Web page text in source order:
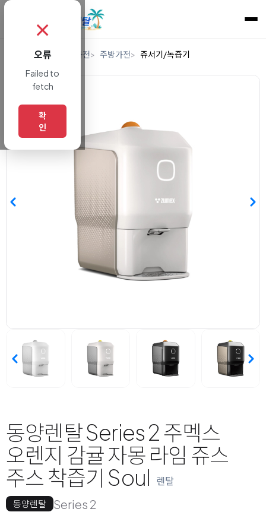
렌탈 디지털/가전 주방가전 쥬서기/녹즙기
동양렌탈 Series 2 주멕스
오렌지 감귤 자몽 라임 쥬스
주스 착즙기 Soul
렌탈
동양렌탈 Series 2
✗
오류
Failed to
fetch
확
인